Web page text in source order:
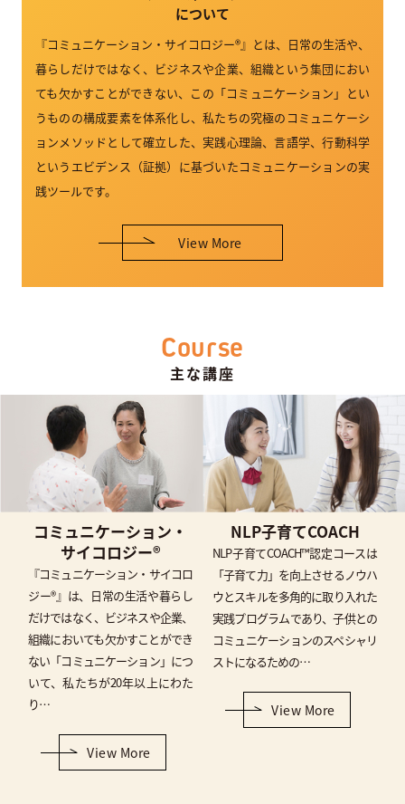
について
『コミュニケーション・サイコロジー®』とは、日常の生活や、
暮らしだけではなく、ビジネスや企業、組織という集団におい
ても欠かすことができない、この「コミュニケーション」とい
うものの構成要素を体系化し、私たちの究極のコミュニケーシ
ョンメソッドとして確立した、実践心理論、言語学、行動科学
というエビデンス（証拠）に基づいたコミュニケーションの実
践ツールです。
View More
Course
主な講座
コミュニケーション・
サイコロジー®
『コミュニケーション・サイコロ
ジー®』は、日常の生活や暮らし
だけではなく、ビジネスや企業、
組織においても欠かすことができ
ない「コミュニケーション」につ
いて、私たちが20年以上にわた
り…
View More
NLP子育てCOACH
NLP子育てCOACH™認定コースは
「子育て力」を向上させるノウハ
ウとスキルを多角的に取り入れた
実践プログラムであり、子供との
コミュニケーションのスペシャリ
ストになるための…
View More